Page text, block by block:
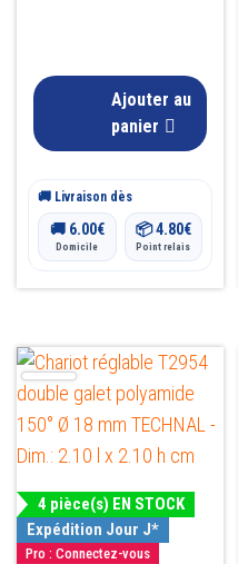
Ajouter au
panier
🚚 Livraison dès
🚚 6.00€
Domicile
📦4.80€
Point relais
4 pièce(s) EN STOCK
Expédition Jour J*
Pro : Connectez-vous